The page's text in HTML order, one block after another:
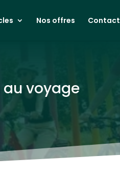
Nos offres Contact
au voyage